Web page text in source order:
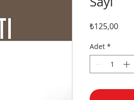
₺125,00Fiyat
Adet *